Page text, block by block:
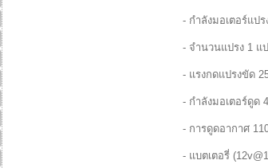
- กำลังมอเตอร์แป
- จำนวนแปรง 1 แ
- แรงกดแปรงขัด
- กำลังมอเตอร์ดูด
- การดูดอากาศ
- แบตเตอรี่